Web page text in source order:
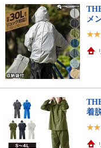
メ
着